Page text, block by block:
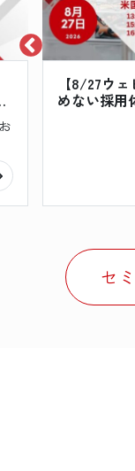
【8/27ウ
めない採用
セ